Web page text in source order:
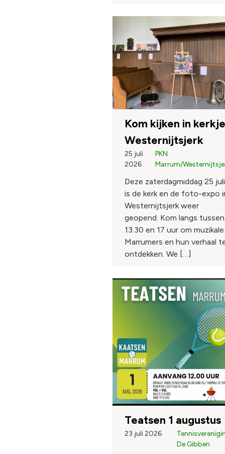
Kom kijken in kerkje
Westernijtsjerk
25 juli
2026
PKN
Marrum/
Deze zaterdagmiddag 25 juli
is de kerk en de foto-expo
Westernijtsjerk weer
geopend. Kom langs tussen
13.30 en 17 uur om muzikale
Marrumers en hun verhaal
ontdekken. We […]
Teatsen 1 augustus
23 juli 2026
De Gibben